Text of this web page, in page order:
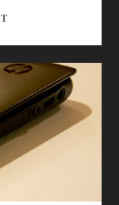
HP
리
11
X2,
투
인